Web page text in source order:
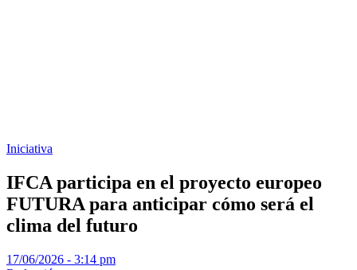
Iniciativa
IFCA participa en el proyecto europeo
FUTURA para anticipar cómo será el
clima del futuro
17/06/2026 - 3:14 pm